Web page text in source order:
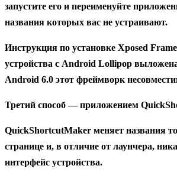
запустите его и переименуйте
названия которых вас не устраивают.
Инструкция по установке Xposed
устройства с Android Lollipop
Android 6.0 этот фреймворк
Третий способ — приложением
QuickShortcutMaker меняет названия
странице и, в отличие от лаунчера,
интерфейс устройства.